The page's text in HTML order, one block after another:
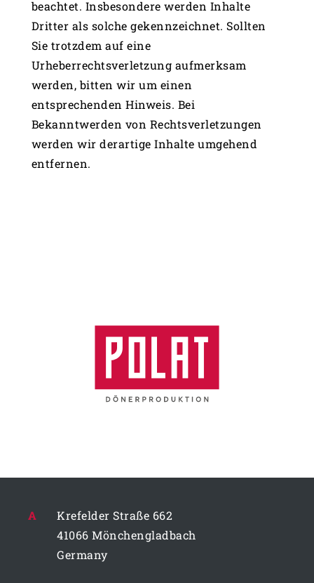
beachtet. Insbesondere werden Inhalte
Dritter als solche gekennzeichnet. Sollten
Sie trotzdem auf eine
Urheberrechtsverletzung aufmerksam
werden, bitten wir um einen
entsprechenden Hinweis. Bei
Bekanntwerden von Rechtsverletzungen
werden wir derartige Inhalte umgehend
entfernen.
A
Krefelder Straße 662
41066 Mönchengladbach
Germany